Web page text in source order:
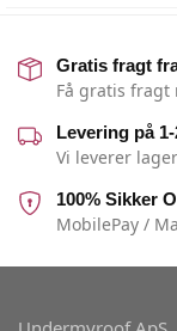
Gratis fragt
Få gratis fragt
Levering på
Vi leverer
100% Sikker
MobilePay /